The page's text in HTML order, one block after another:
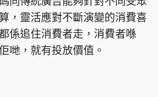
，靈活應對不斷演變的消費喜
係追住消費者走，消費者喺
哋，就有投放價值。